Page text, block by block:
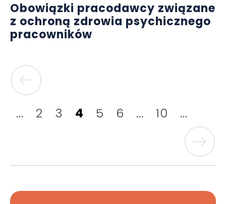
Obowiązki pracodawcy związane
z ochroną zdrowia psychicznego
pracowników
... 2 3 4 5 6 ... 10 ...